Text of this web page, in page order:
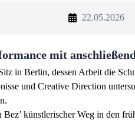
22.05.2026
mit
in Berlin, dessen Arbeit die
und Creative Direction
künstlerischer Weg in den